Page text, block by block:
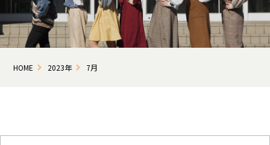
HOME 2023年 7月